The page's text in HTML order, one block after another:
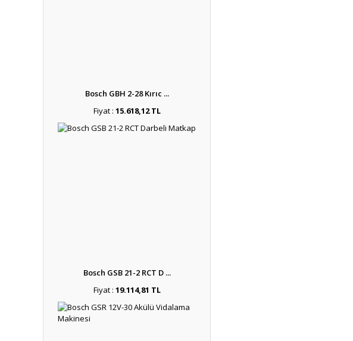
Bosch GBH 2-28 Kırıc ...
Fiyat : 15.618,12 TL
Bosch GSB 21-2 RCT D ...
Fiyat : 19.114,81 TL